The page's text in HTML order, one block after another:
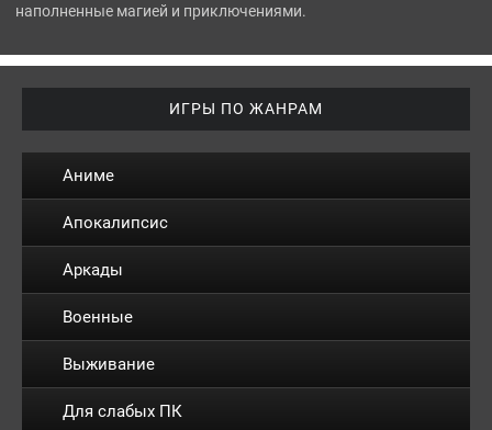
наполненные магией и приключениями.
ИГРЫ ПО ЖАНРАМ
Аниме
Апокалипсис
Аркады
Военные
Выживание
Для слабых ПК